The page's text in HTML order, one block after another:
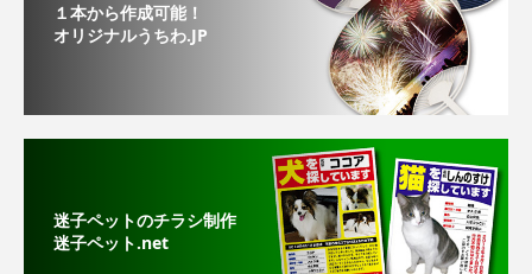
１本から作成可能！
オリジナルうちわ.JP
迷子ペットのチラシ制作
迷子ペット.net